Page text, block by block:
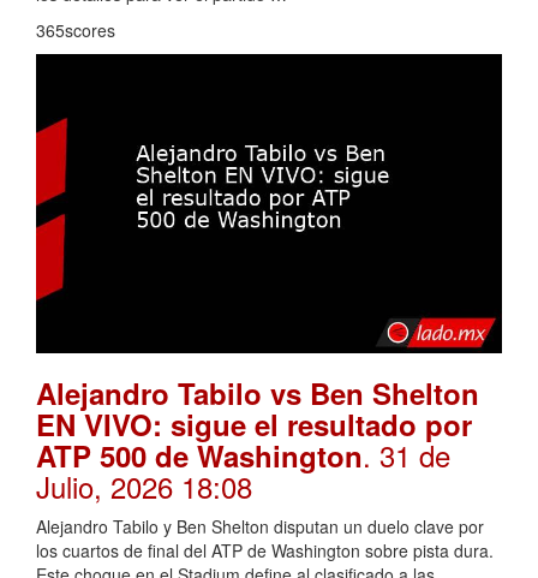
365scores
Alejandro Tabilo vs Ben Shelton
EN VIVO: sigue el resultado por
ATP 500 de Washington. 31 de
Julio, 2026 18:08
Alejandro Tabilo y Ben Shelton disputan un duelo clave por
los cuartos de final del ATP de Washington sobre pista dura.